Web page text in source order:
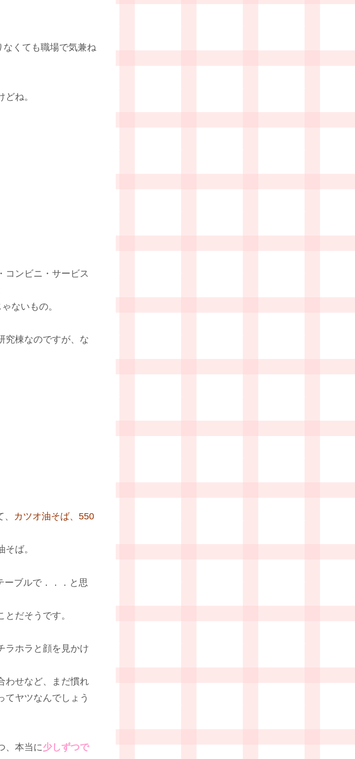
くても職場で気兼ね
ね。
コンビニ・サービス
ないもの。
究棟なのですが、な
カツオ油そば、550
ば。
ーブルで．．．と思
とだそうです。
ラホラと顔を見かけ
わせなど、まだ慣れ
てヤツなんでしょう
、本当に少しずつで